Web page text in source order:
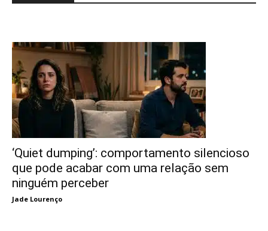
‘Quiet dumping’: comportamento silencioso
que pode acabar com uma relação sem
ninguém perceber
Jade Lourenço